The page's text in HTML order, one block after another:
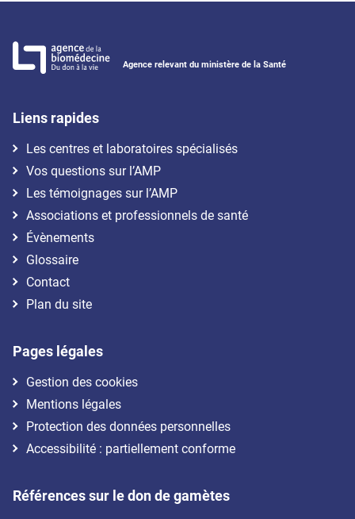
Agence relevant du ministère de la Santé
Liens rapides
Les centres et laboratoires spécialisés
Vos questions sur l’AMP
Les témoignages sur l’AMP
Associations et professionnels de santé
Évènements
Glossaire
Contact
Plan du site
Pages légales
Gestion des cookies
Mentions légales
Protection des données personnelles
Accessibilité : partiellement conforme
Références sur le don de gamètes